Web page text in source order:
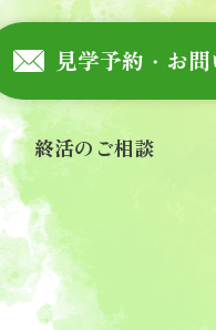
見学予約・お
終活のご相談